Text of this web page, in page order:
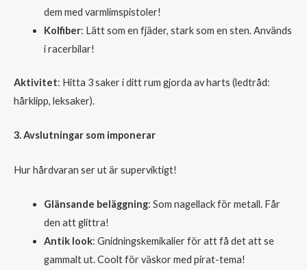
dem med varmlimspistoler!
Kolfiber: Lätt som en fjäder, stark som en sten. Används
i racerbilar!
Aktivitet: Hitta 3 saker i ditt rum gjorda av harts (ledtråd:
hårklipp, leksaker).
3. Avslutningar som imponerar
Hur hårdvaran ser ut är superviktigt!
Glänsande beläggning: Som nagellack för metall. Får
den att glittra!
Antik look: Gnidningskemikalier för att få det att se
gammalt ut. Coolt för väskor med pirat-tema!